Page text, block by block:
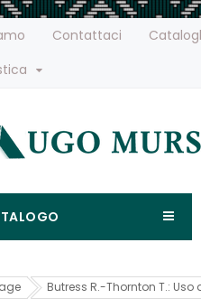
Contattaci
Butress R.-Thornton T.: Uso